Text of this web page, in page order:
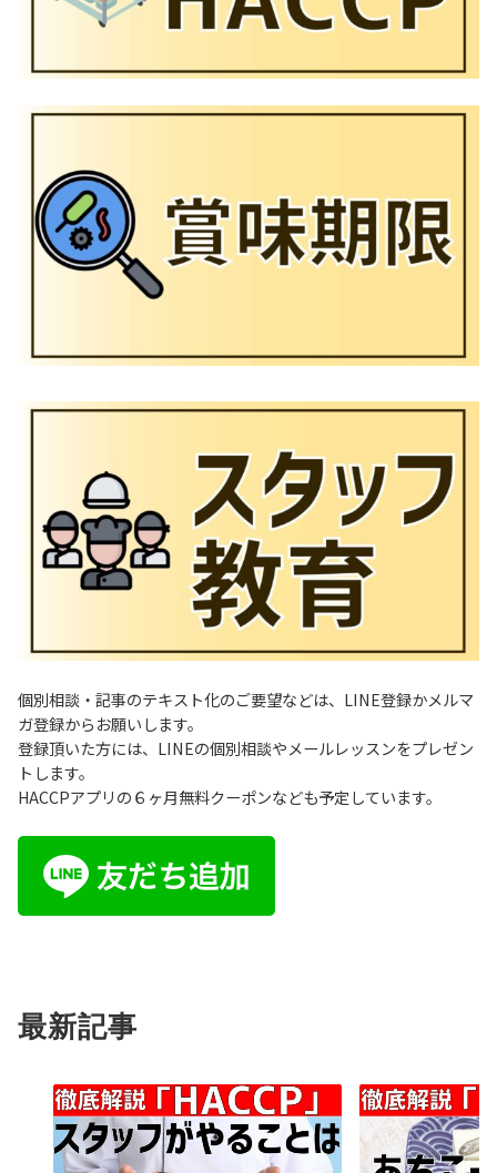
個別相談・記事のテキスト化のご要望などは、LINE登録かメルマ
ガ登録からお願いします。
登録頂いた方には、LINEの個別相談やメールレッスンをプレゼン
トします。
HACCPアプリの６ヶ月無料クーポンなども予定しています。
最新記事